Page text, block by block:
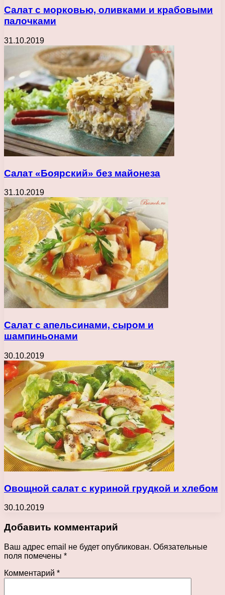
Салат с морковью, оливками и крабовыми
палочками
31.10.2019
Салат «Боярский» без майонеза
31.10.2019
Салат с апельсинами, сыром и
шампиньонами
30.10.2019
Овощной салат с куриной грудкой и хлебом
30.10.2019
Добавить комментарий
Ваш адрес email не будет опубликован. Обязательные
поля помечены *
Комментарий *